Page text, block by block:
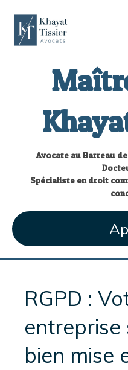
Avocate au Barreau
Spécialiste en droit
RGPD :
entreprise
bien mise